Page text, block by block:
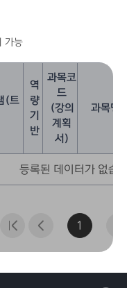
가능
(트
역
량
기
반
과목코
드
(강의
계획
서)
과목명
등록된 데이터가 없습
1